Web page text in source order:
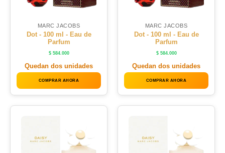
MARC JACOBS
Dot - 100 ml - Eau de
Parfum
$584.000
Quedan dos unidades
COMPRAR AHORA
MARC JACOBS
Dot - 100 ml - Eau de
Parfum
$584.000
Quedan dos unidades
COMPRAR AHORA